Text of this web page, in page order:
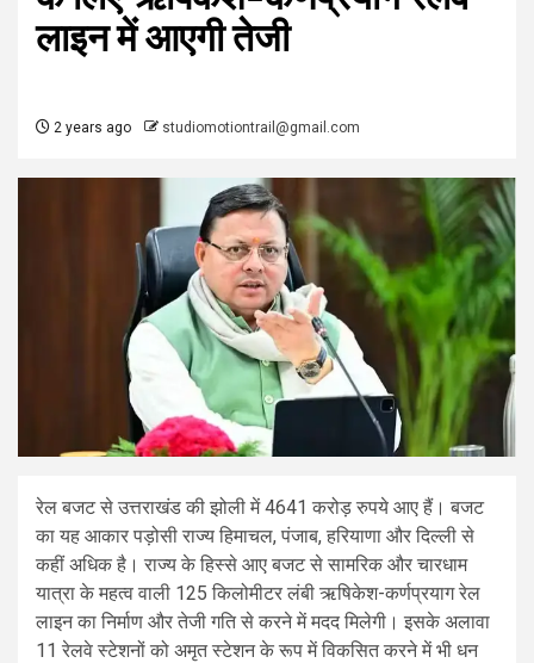
लाइन में आएगी तेजी
2 years ago studiomotiontrail@gmail.com
रेल बजट से उत्तराखंड की झोली में 4641 करोड़ रुपये आए हैं। बजट
का यह आकार पड़ोसी राज्य हिमाचल, पंजाब, हरियाणा और दिल्ली से
कहीं अधिक है। राज्य के हिस्से आए बजट से सामरिक और चारधाम
यात्रा के महत्व वाली 125 किलोमीटर लंबी ऋषिकेश-कर्णप्रयाग रेल
लाइन का निर्माण और तेजी गति से करने में मदद मिलेगी। इसके अलावा
11 रेलवे स्टेशनों को अमृत स्टेशन के रूप में विकसित करने में भी धन